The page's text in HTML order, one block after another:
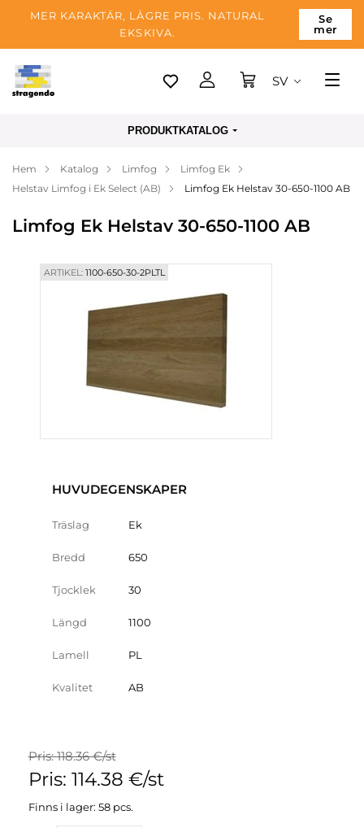
MER KARAKTÄR, LÄGRE PRIS. NATURAL
EKSKIVA.
Se
mer
Tallinn
Betalning
Blogg
Kontakter
SV
PRODUKTKATALOG
Hem Katalog Limfog
Limfog Ek
Helstav Limfog i Ek Select (AB)
Limfog Ek Helstav 30-650-1100 AB
Limfog Ek Helstav 30-650-1100 AB
ARTIKEL:1100-650-30-2PLTL
HUVUDEGENSKAPER
Träslag Ek
Bredd 650
Tjocklek 30
Längd 1100
Lamell PL
Kvalitet AB
Pris: 118.36 €/st
Pris: 114.38 €/st
Finns i lager: 58 pcs.